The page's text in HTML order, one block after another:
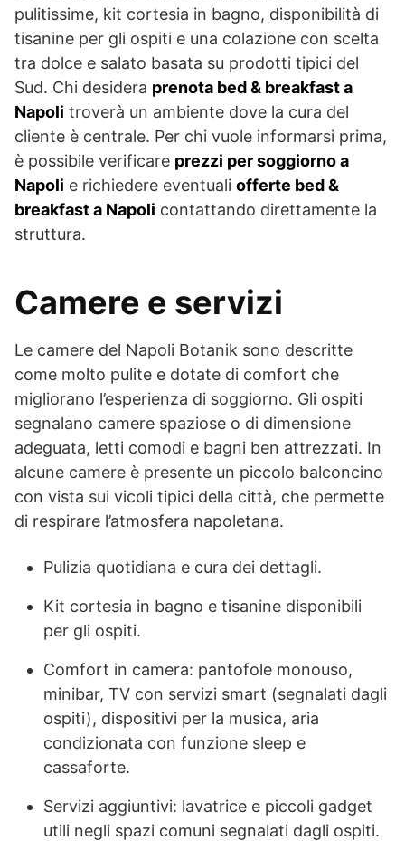
pulitissime, kit cortesia in bagno, disponibilità di
tisanine per gli ospiti e una colazione con scelta
tra dolce e salato basata su prodotti tipici del
Sud. Chi desidera prenota bed & breakfast a
Napoli troverà un ambiente dove la cura del
cliente è centrale. Per chi vuole informarsi prima,
è possibile verificare prezzi per soggiorno a
Napoli e richiedere eventuali offerte bed &
breakfast a Napoli contattando direttamente la
struttura.
Camere e servizi
Le camere del Napoli Botanik sono descritte
come molto pulite e dotate di comfort che
migliorano l’esperienza di soggiorno. Gli ospiti
segnalano camere spaziose o di dimensione
adeguata, letti comodi e bagni ben attrezzati. In
alcune camere è presente un piccolo balconcino
con vista sui vicoli tipici della città, che permette
di respirare l’atmosfera napoletana.
Pulizia quotidiana e cura dei dettagli.
Kit cortesia in bagno e tisanine disponibili
per gli ospiti.
Comfort in camera: pantofole monouso,
minibar, TV con servizi smart (segnalati dagli
ospiti), dispositivi per la musica, aria
condizionata con funzione sleep e
cassaforte.
Servizi aggiuntivi: lavatrice e piccoli gadget
utili negli spazi comuni segnalati dagli ospiti.